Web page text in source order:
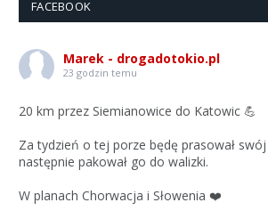
FACEBOOK
Marek - drogadotokio.pl
23 godzin temu
20 km przez Siemianowice do Katowic 💪
Za tydzień o tej porze będę prasował
następnie pakował go do walizki.
W planach Chorwacja i Słowenia ❤️